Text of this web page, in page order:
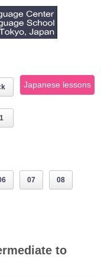
Japanese lessons
07 08
to